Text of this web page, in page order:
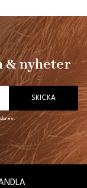
& nyheter
SKICKA